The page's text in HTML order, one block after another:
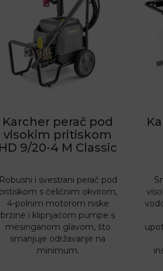
Karcher perač pod
visokim pritiskom
9/20-4 M Classic
i svestrani perač pod
s čeličnim okvirom,
4-polnim motorom niske
brzine i klipnjačom pumpe s
mesinganom glavom, što
smanjuje održavanje na
minimum.